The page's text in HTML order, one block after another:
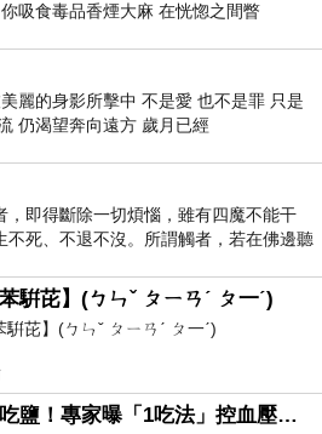
吸食毒品香煙大麻 在恍惚之間瞥
麗的身影所擊中 不是愛 也不是罪 只是
仍渴望奔向遠方 歲月已經
，即得斷除一切煩惱，雖有四魔不能干
不死、不退不沒。所謂觸者，若在佛邊聽
騈芘】(ㄅㄣˇ ㄆㄧㄢˊ ㄆ一ˊ)
騈芘】(ㄅㄣˇ ㄆㄧㄢˊ ㄆ一ˊ)
不只少吃鹽！專家曝「1吃法」控血壓、降膽固醇 - 得舒飲食(DASH Diet)